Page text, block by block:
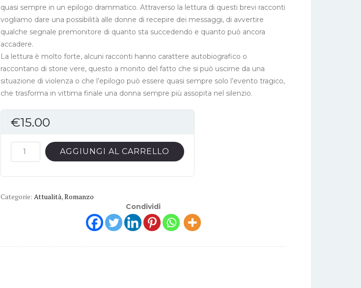
quasi sempre in un epilogo drammatico. Attraverso la lettura di questi brevi racconti
vogliamo dare una possibilità alle donne di recepire dei messaggi, di avvertire
qualche segnale premonitore di quanto sta succedendo e quanto può ancora
accadere.
La lettura è molto forte, alcuni racconti hanno carattere autobiografico o
raccontano di storie vere, questo a monito del fatto che si può uscirne da una
situazione di violenza o che l’epilogo può essere quasi sempre solo l’evento tragico,
che trasforma in vittima finale una donna sempre più assopita nel silenzio.
€15.00
dolore
quantità
AGGIUNGI AL CARRELLO
Categorie: Attualità,Romanzo
Condividi